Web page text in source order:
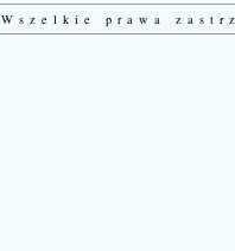
Wszelkie prawa